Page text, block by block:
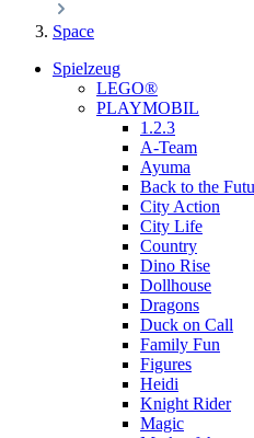
Space
Spielzeug
LEGO®
PLAYMOBIL
1.2.3
A-Team
Ayuma
Back to the
City Action
City Life
Country
Dino Rise
Dollhouse
Dragons
Duck on Call
Family Fun
Figures
Heidi
Knight Rider
Magic